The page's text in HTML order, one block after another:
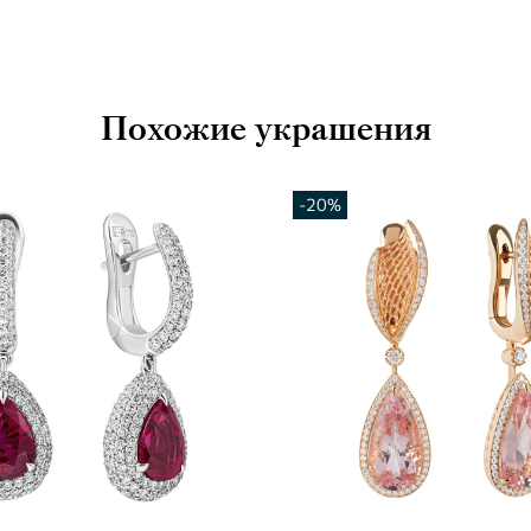
Похожие украшения
-20%